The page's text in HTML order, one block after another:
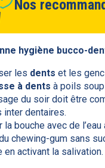
Nos
hygiène bucco-
les dents et les
à dents à poils
du soir doit être
inter dentaires.
la bouche avec de
chewing-gum sans
activant la salivation.